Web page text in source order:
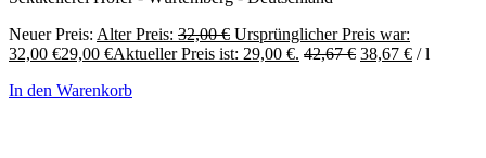
Neuer Preis: Alter Preis: 32,00€ Ursprünglicher Preis war:
32,00 €29,00 €Aktueller Preis ist: 29,00 €. 42,67€ 38,67 € /l
In den Warenkorb